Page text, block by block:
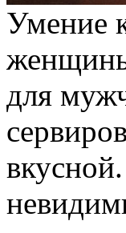
Умение
для